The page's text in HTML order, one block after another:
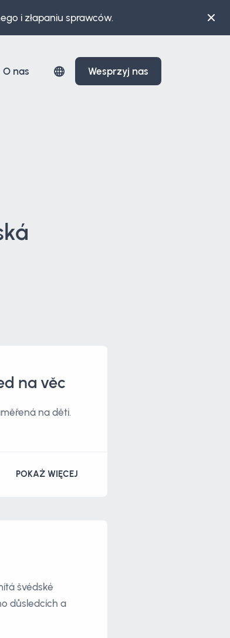
i złapaniu sprawców.
O nas Wesprzyj nas
na věc
na děti.
POKAŻ WIĘCEJ
švédské
důsledcích a